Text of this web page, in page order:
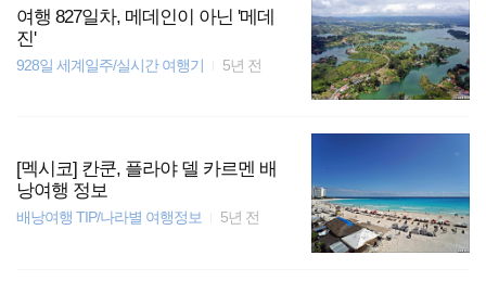
여행 827일차, 메데인이 아닌 '메데
진'
928일 세계일주/실시간 여행기 5년 전
[멕시코] 칸쿤, 플라야 델 카르멘 배
낭여행 정보
배낭여행 TIP/나라별 여행정보 5년 전